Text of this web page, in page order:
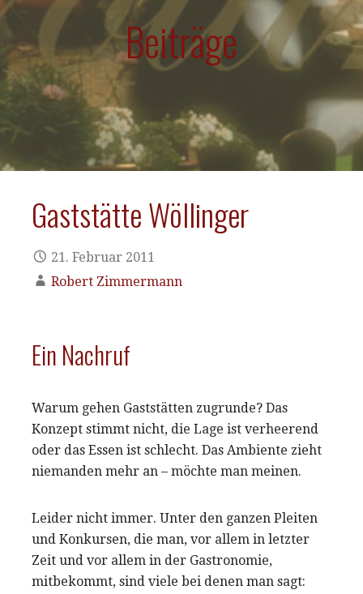
Beiträge
Gaststätte Wöllinger
21. Februar 2011
Robert Zimmermann
Ein Nachruf
Warum gehen Gaststätten zugrunde? Das
Konzept stimmt nicht, die Lage ist verheerend
oder das Essen ist schlecht. Das Ambiente zieht
niemanden mehr an – möchte man meinen.
Leider nicht immer. Unter den ganzen Pleiten
und Konkursen, die man, vor allem in letzter
Zeit und vor allem in der Gastronomie,
mitbekommt, sind viele bei denen man sagt: